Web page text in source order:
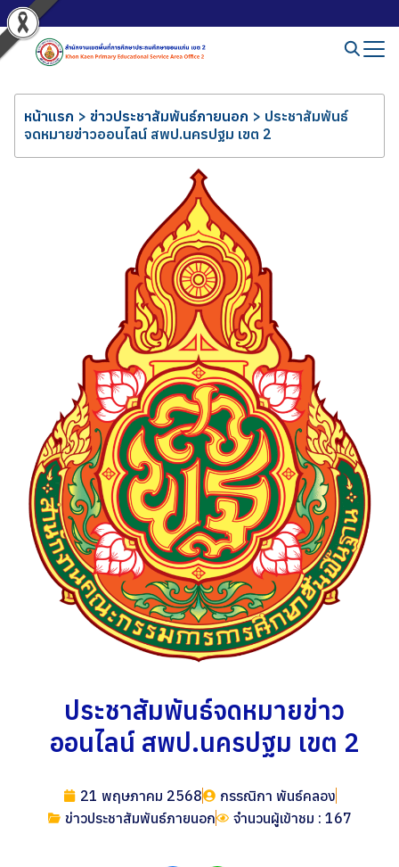
หน้าแรก > ข่าวประชาสัมพันธ์ภายนอก > ประชาสัมพันธ์
จดหมายข่าวออนไลน์ สพป.นครปฐม เขต 2
ประชาสัมพันธ์จดหมายข่าว
ออนไลน์ สพป.นครปฐม เขต 2
21 พฤษภาคม 2568
กรรณิกา พันธ์คลอง
ข่าวประชาสัมพันธ์ภายนอก
จำนวนผู้เข้าชม : 167